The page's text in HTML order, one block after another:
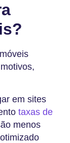
em sites
taxas de
menos